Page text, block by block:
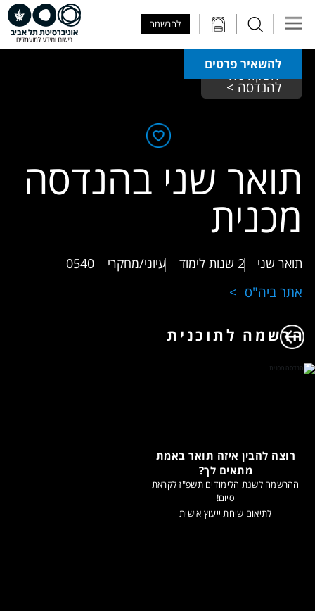
להרשמה
להשאיר פרטים
הפקולטה
להנדסה >
תואר שני בהנדסה
מכנית
תואר שני 2 שנות לימוד עיוני/מחקרי 0540
אתר ביה"ס
הרשמה לתוכנית
רוצה להבין איזה תואר באמת
מתאים לך?
ההרשמה לשנת הלימודים תשפ"ז לקראת
סיום!
לתיאום שיחת ייעוץ אישית